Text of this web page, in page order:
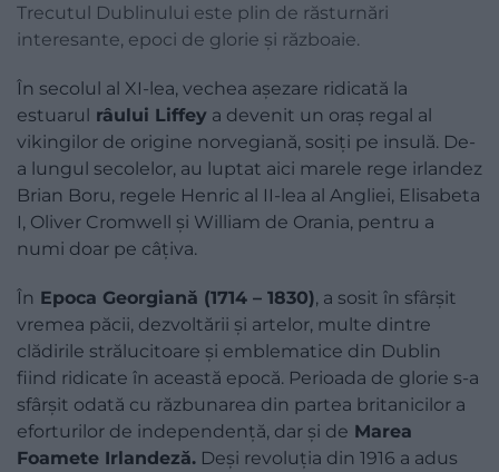
Trecutul Dublinului este plin de răsturnări
interesante, epoci de glorie și războaie.
În secolul al XI-lea, vechea așezare ridicată la
estuarul râului Liffey a devenit un oraș regal al
vikingilor de origine norvegiană, sosiţi pe insulă. De-
a lungul secolelor, au luptat aici marele rege irlandez
Brian Boru, regele Henric al II-lea al Angliei, Elisabeta
I, Oliver Cromwell și William de Orania, pentru a
numi doar pe câţiva.
În Epoca Georgiană (1714 – 1830), a sosit în sfârșit
vremea păcii, dezvoltării și artelor, multe dintre
clădirile strălucitoare și emblematice din Dublin
fiind ridicate în această epocă. Perioada de glorie s-a
sfârșit odată cu răzbunarea din partea britanicilor a
eforturilor de independenţă, dar și de Marea
Foamete Irlandeză. Deși revoluţia din 1916 a adus